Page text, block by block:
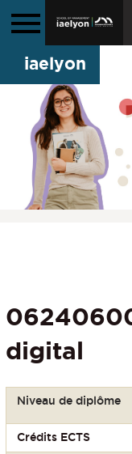
iaelyon
digital
Niveau de diplôme
Crédits ECTS